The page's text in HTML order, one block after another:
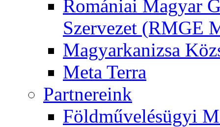
Romániai Magyar
Szervezet (RMGE
Magyarkanizsa
Meta Terra
Partnereink
Földművelésügyi